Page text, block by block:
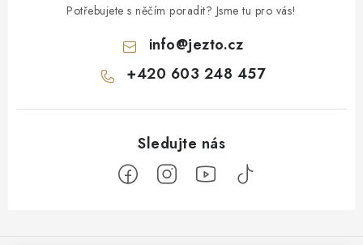
Potřebujete s něčím poradit? Jsme tu pro vás!
info@jezto.cz
+420 603 248 457